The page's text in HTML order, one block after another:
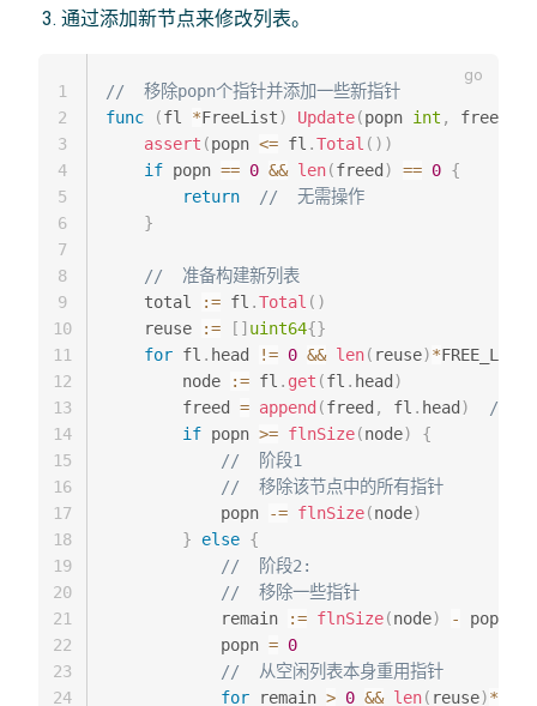
通过添加新节点来修改列表。
//  移除popn个指针并添加一些新指针
func
(fl *FreeList) Update(popn int , freed
assert (popn <= fl .Total ( ) )
if popn == 0 && len(freed ) == 0 {
return
//  无需操作
}
//  准备构建新列表
    total
:= fl .Total ( )
    reuse
:= [ ] uint64{}
for fl . head != 0 && len( reuse)*
        node
:= fl . get (fl . head )
        freed
= append (freed , fl . head )
//  回
if popn >= flnSize(node)
{
//  阶段1
//  移除该节点中的所有指针
            popn
-= flnSize(node)
}
else {
//  阶段2:
//  移除一些指针
            remain
:= flnSize(node) -
popn
            popn
= 0
//  从空闲列表本身重用指针
for remain > 0 && len( reuse)*
1
2
3
4
5
6
7
8
9
10
11
12
13
14
15
16
17
18
19
20
21
22
23
24